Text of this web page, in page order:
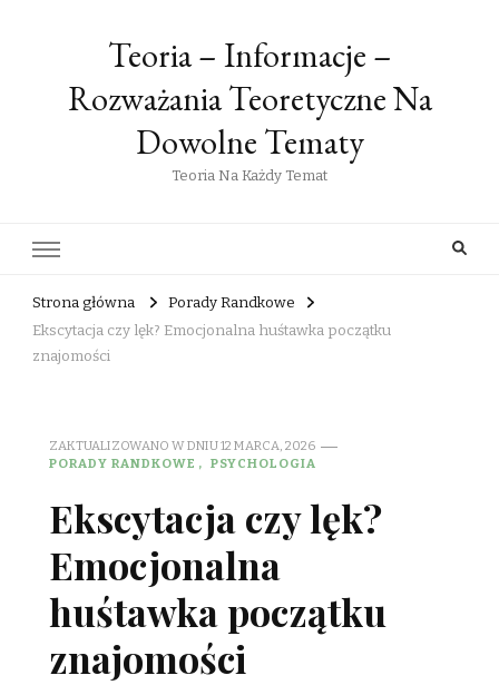
Teoria – Informacje –
Rozważania Teoretyczne Na
Dowolne Tematy
Teoria Na Każdy Temat
Strona główna
Porady Randkowe
Ekscytacja czy lęk? Emocjonalna huśtawka początku
znajomości
ZAKTUALIZOWANO W DNIU12 MARCA, 2026
PORADY RANDKOWE
PSYCHOLOGIA
Ekscytacja czy lęk?
Emocjonalna
huśtawka początku
znajomości